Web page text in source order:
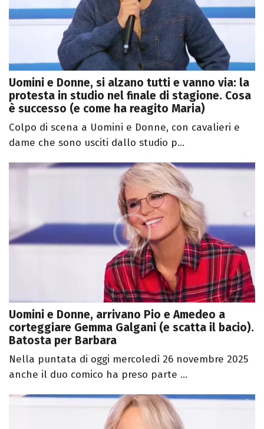
Uomini e Donne, si alzano tutti e vanno via: la
protesta in studio nel finale di stagione. Cosa
è successo (e come ha reagito Maria)
Colpo di scena a Uomini e Donne, con cavalieri e
dame che sono usciti dallo studio p...
Uomini e Donne, arrivano Pio e Amedeo a
corteggiare Gemma Galgani (e scatta il bacio).
Batosta per Barbara
Nella puntata di oggi mercoledì 26 novembre 2025
anche il duo comico ha preso parte ...